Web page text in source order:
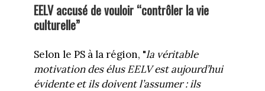
EELV accusé de vouloir “contrôler la vie
culturelle”
Selon le PS à la région, "la véritable
motivation des élus EELV est aujourd’hui
évidente et ils doivent l’assumer : ils